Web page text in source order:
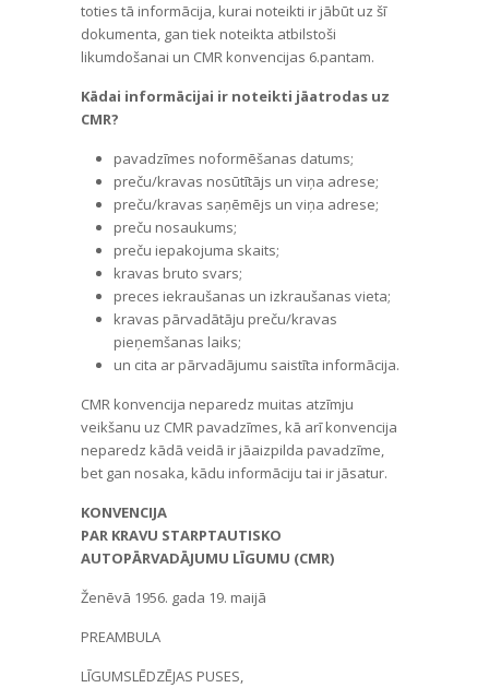
toties tā informācija, kurai noteikti ir jābūt uz šī
dokumenta, gan tiek noteikta atbilstoši
likumdošanai un CMR konvencijas 6.pantam.
Kādai informācijai ir noteikti jāatrodas uz
CMR?
pavadzīmes noformēšanas datums;
preču/kravas nosūtītājs un viņa adrese;
preču/kravas saņēmējs un viņa adrese;
preču nosaukums;
preču iepakojuma skaits;
kravas bruto svars;
preces iekraušanas un izkraušanas vieta;
kravas pārvadātāju preču/kravas
pieņemšanas laiks;
un cita ar pārvadājumu saistīta informācija.
CMR konvencija neparedz muitas atzīmju
veikšanu uz CMR pavadzīmes, kā arī konvencija
neparedz kādā veidā ir jāaizpilda pavadzīme,
bet gan nosaka, kādu informāciju tai ir jāsatur.
KONVENCIJA
PAR KRAVU STARPTAUTISKO
AUTOPĀRVADĀJUMU LĪGUMU (CMR)
Ženēvā 1956. gada 19. maijā
PREAMBULA
LĪGUMSLĒDZĒJAS PUSES,